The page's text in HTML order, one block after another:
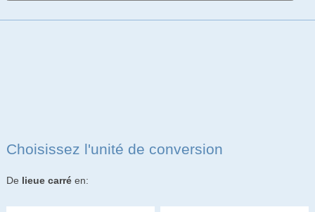
Choisissez l'unité de conversion
De lieue carréen: